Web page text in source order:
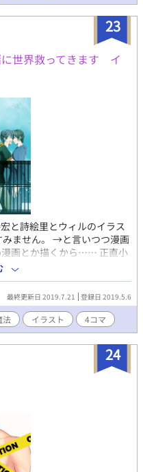
23
世界救ってきます イ
と詩絵里とウィルのイラス
みません。 →と言いつつ漫画
画とか描くから…… 正直小
する。 本編はこちら。
655540054/809249956
最終更新日 2019.7.21 登録日 2019.5.6
法 イラスト 4コマ
24